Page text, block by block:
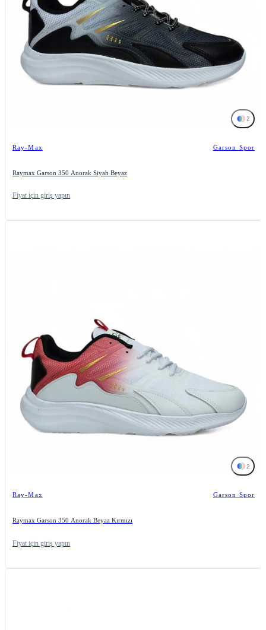
2
Ray-Max Garson Spor
Raymax Garson 350 Anorak Siyah Beyaz
Fiyat için giriş yapın
2
Ray-Max Garson Spor
Raymax Garson 350 Anorak Beyaz Kırmızı
Fiyat için giriş yapın